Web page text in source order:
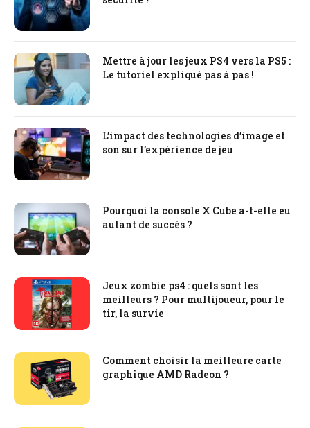
Mettre à jour les jeux PS4 vers la PS5 :
Le tutoriel expliqué pas à pas !
L’impact des technologies d’image et
son sur l’expérience de jeu
Pourquoi la console X Cube a-t-elle eu
autant de succès ?
Jeux zombie ps4 : quels sont les
meilleurs ? Pour multijoueur, pour le
tir, la survie
Comment choisir la meilleure carte
graphique AMD Radeon ?